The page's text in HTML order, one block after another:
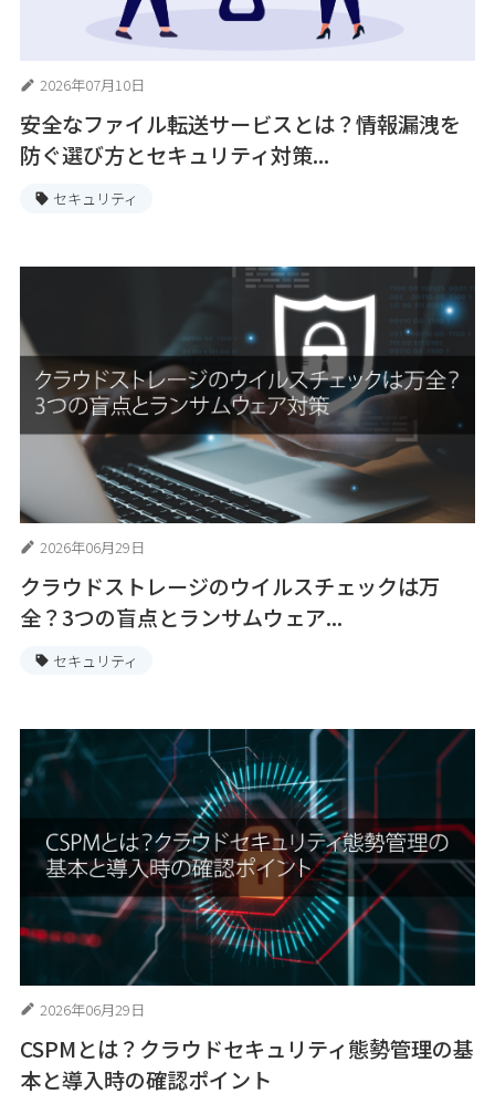
2026年07月10日
安全なファイル転送サービスとは？情報漏洩を
防ぐ選び方とセキュリティ対策...
セキュリティ
2026年06月29日
クラウドストレージのウイルスチェックは万
全？3つの盲点とランサムウェア...
セキュリティ
2026年06月29日
CSPMとは？クラウドセキュリティ態勢管理の基
本と導入時の確認ポイント